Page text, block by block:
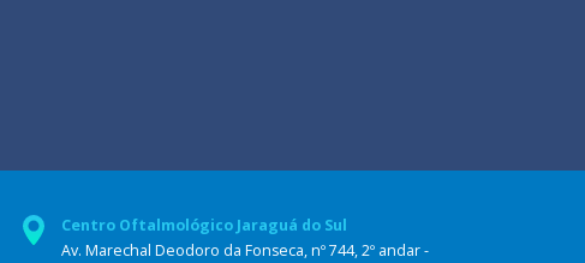
Centro Oftalmológico Jaraguá do Sul
Av. Marechal Deodoro da Fonseca, nº 744, 2º andar -